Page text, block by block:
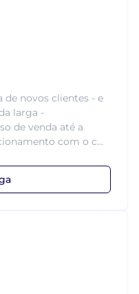
de novos clientes - e
larga -
de venda até a
com o c...